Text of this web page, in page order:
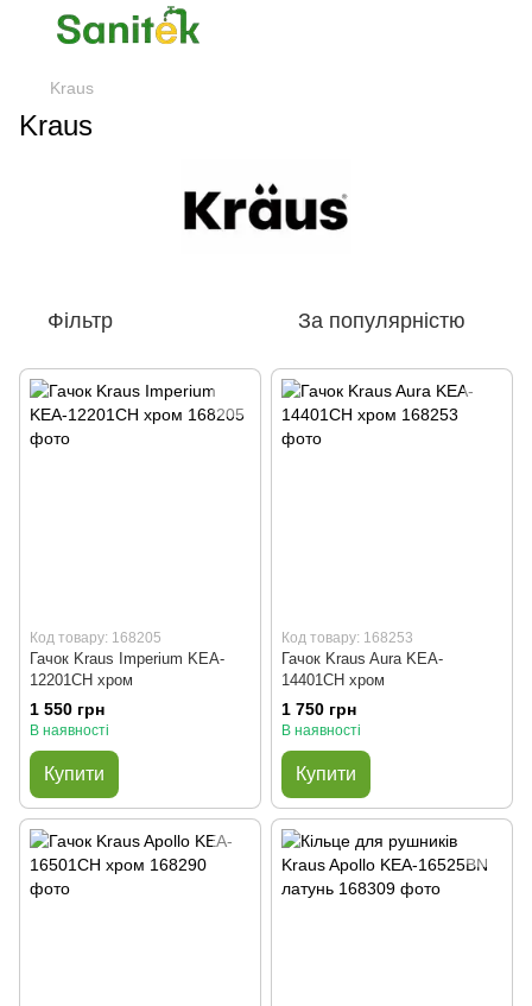
Kraus
Kraus
Фільтр За популярністю
Код товару: 168205
Гачок Kraus Imperium KEA-
12201CH хром
1 550 грн
В наявності
Купити
Код товару: 168253
Гачок Kraus Aura KEA-
14401CH хром
1 750 грн
В наявності
Купити